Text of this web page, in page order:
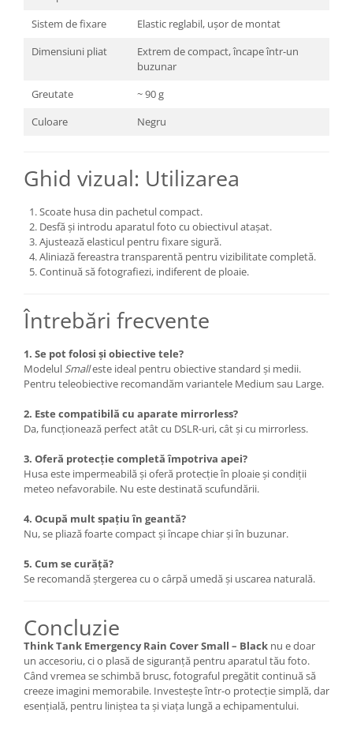
Genti, Troller Video
Curele Aparat - Umar
Genti Laptop si iPad
Hand Strap / Grip
Troller
Accesorii genti si trollere
Solid-State Drive (SSD)
Video / Camere si accesorii
Camere video profesionale
Camere Video Cinematice
Camere video de actiune
Accesorii camere video de actiune
Acumulatori camere video
Lampi video
Stabilizatoare (Gimbal) / Steady
Cam
video
Camere Video Cinematice
Drone
Slider
Camere Video Compacte
Sistem de fixare
Elastic reglabil, ușor de montat
Dimensiuni pliat
Extrem de compact, încape într-un
buzunar
Greutate
~ 90 g
Culoare
Negru
Ghid vizual: Utilizarea
Scoate husa din pachetul compact.
Desfă și introdu aparatul foto cu obiectivul atașat.
Ajustează elasticul pentru fixare sigură.
Aliniază fereastra transparentă pentru vizibilitate completă.
Continuă să fotografiezi, indiferent de ploaie.
Întrebări frecvente
1. Se pot folosi și obiective tele?
Modelul Smalleste ideal pentru obiective standard și medii.
Pentru teleobiective recomandăm variantele Medium sau Large.
2. Este compatibilă cu aparate mirrorless?
Da, funcționează perfect atât cu DSLR-uri, cât și cu mirrorless.
3. Oferă protecție completă împotriva apei?
Husa este impermeabilă și oferă protecție în ploaie și condiții
meteo nefavorabile. Nu este destinată scufundării.
4. Ocupă mult spațiu în geantă?
Nu, se pliază foarte compact și încape chiar și în buzunar.
5. Cum se curăță?
Se recomandă ștergerea cu o cârpă umedă și uscarea naturală.
Concluzie
Think Tank Emergency Rain Cover Small – Black nu e doar
un accesoriu, ci o plasă de siguranță pentru aparatul tău foto.
Când vremea se schimbă brusc, fotograful pregătit continuă să
creeze imagini memorabile. Investește într-o protecție simplă, dar
esențială, pentru liniștea ta și viața lungă a echipamentului.